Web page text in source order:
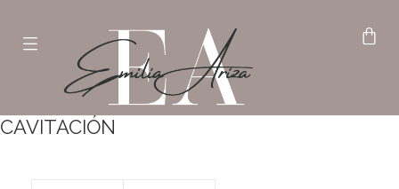
CAVITACIÓN